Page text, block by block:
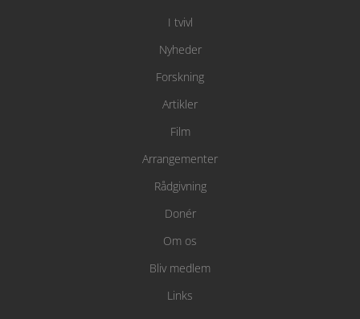
I tvivl
Nyheder
Forskning
Artikler
Film
Arrangementer
Rådgivning
Donér
Om os
Bliv medlem
Links